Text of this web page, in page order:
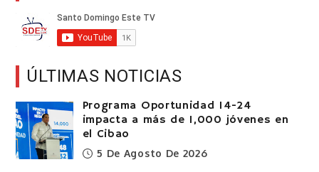
ÚLTIMAS NOTICIAS
Programa Oportunidad 14-24
impacta a más de 1,000 jóvenes en
el Cibao
5 De Agosto De 2026